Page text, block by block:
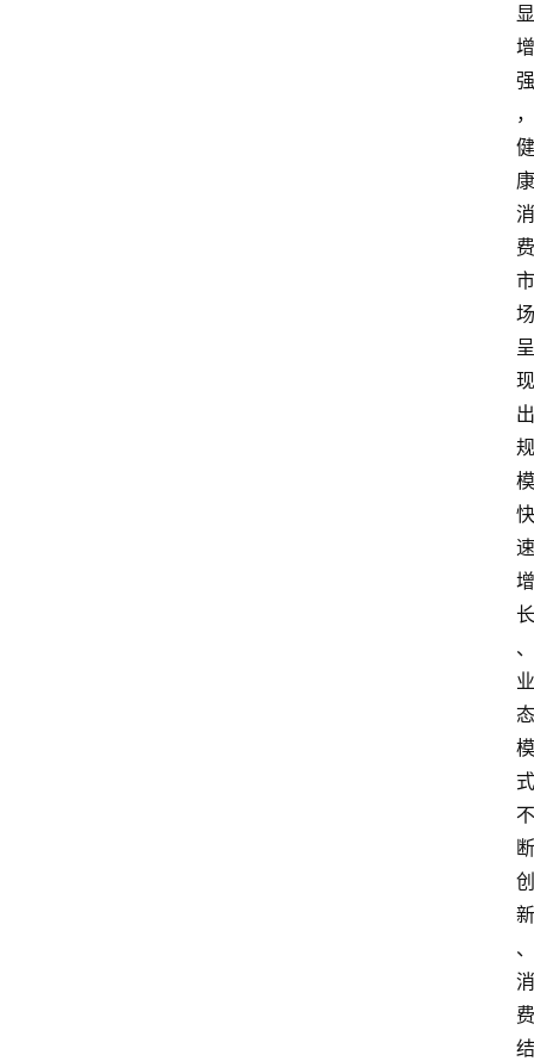
显
增
强
，
健
康
消
费
市
场
呈
现
出
规
模
快
速
增
长
、
业
态
模
式
不
断
创
新
、
消
费
结